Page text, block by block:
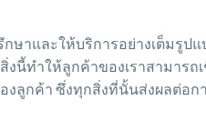
าและให้บริการอย่างเต็มรูปแ
นี้ทำให้ลูกค้าของเราสามารถ
ลูกค้า ซึ่งทุกสิ่งที่นั้นส่งผลต่อก